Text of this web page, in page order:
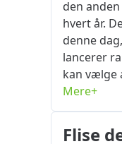
modtage
på
rabatter,
studierabatter.
er
Det er
den
hvert år.
denne
lancerer
kan vælge
dag. De
må ikke
de bliver
Mere+
Flise